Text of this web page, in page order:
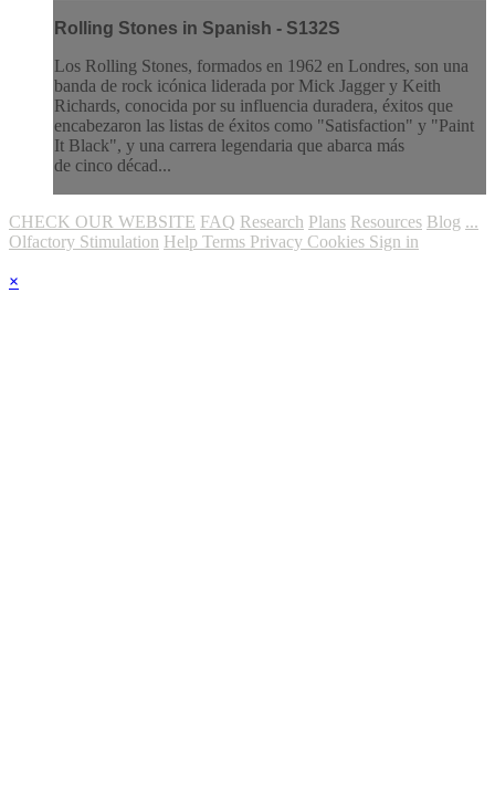
Rolling Stones in Spanish - S132S
Los Rolling Stones, formados en 1962 en Londres, son una
banda de rock icónica liderada por Mick Jagger y Keith
Richards, conocida por su influencia duradera, éxitos que
encabezaron las listas de éxitos como "Satisfaction" y "Paint
It Black", y una carrera legendaria que abarca más
de cinco décad...
CHECK OUR WEBSITE FAQ Research Plans Resources Blog ...
Olfactory Stimulation Help Terms Privacy Cookies Sign in
×